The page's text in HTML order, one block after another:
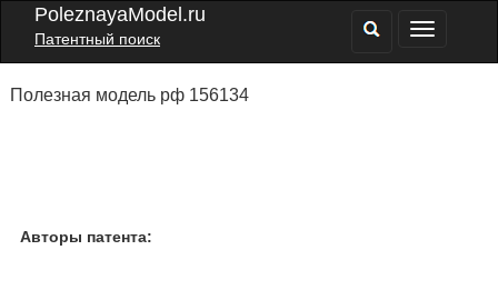
PoleznayaModel.ru
Патентный поиск
Полезная модель рф 156134
Авторы патента: